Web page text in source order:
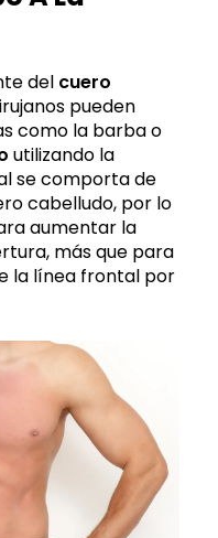
del cuero
pueden
como la barba o
utilizando la
se comporta de
cabelludo, por lo
aumentar la
más que para
la línea frontal por